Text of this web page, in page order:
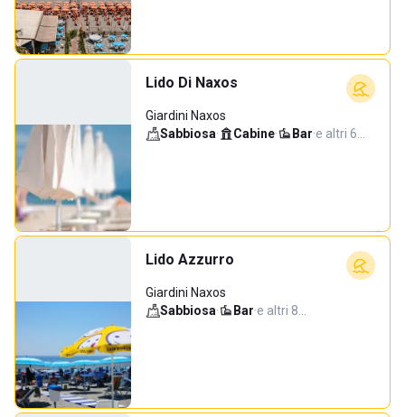
Lido Di Naxos
Giardini Naxos
Sabbiosa· Cabine· Bar·e altri 6…
Lido Azzurro
Giardini Naxos
Sabbiosa· Bar·e altri 8…